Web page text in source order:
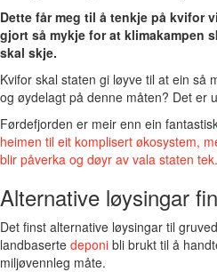
Dette får meg til å tenkje på kvifor
gjort så mykje for at klimakampen
skal skje.
Kvifor skal staten gi løyve til at ein så
og øydelagt på denne måten? Det er
Førdefjorden er meir enn ein
heimen til eit komplisert økosystem,
blir påverka og døyr av vala staten tek.
Alternative løysingar
Det finst alternative løysingar til
landbaserte deponi bli brukt til å
miljøvennleg måte.